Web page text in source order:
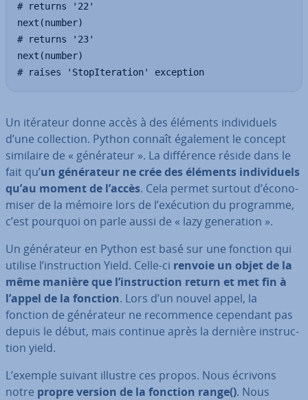
# returns '22'
next(number)
# returns '23'
next(number)
# raises 'StopIteration' exception
Un itérateur donne accès à des éléments in­di­vi­duels
d’une col­lec­tion. Python connaît également le concept
similaire de « gé­né­ra­teur ». La dif­fé­rence réside dans le
fait qu’un gé­né­ra­teur ne crée des éléments in­di­vi­duels
qu’au moment de l’accès. Cela permet surtout d’éco­no­
mi­ser de la mémoire lors de l’exécution du programme,
c’est pourquoi on parle aussi de « lazy ge­ne­ra­tion ».
Un gé­né­ra­teur en Python est basé sur une fonction qui
utilise l’ins­truc­tion Yield. Celle-ci renvoie un objet de la
même manière que l’ins­truc­tion return et met fin à
l’appel de la fonction. Lors d’un nouvel appel, la
fonction de gé­né­ra­teur ne re­com­mence cependant pas
depuis le début, mais continue après la dernière ins­truc­
tion yield.
L’exemple suivant illustre ces propos. Nous écrivons
notre propre version de la fonction range(). Nous